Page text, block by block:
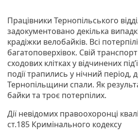
Працівники Тернопільського
задокументовано декілька
крадіжки велобайків. Всі
багатоповерхівок. Свій
сходових клітках у відчинених
події трапились у нічний період,
Тернопільщини спали. Як
байки та троє потерпілих.
Дії невідомих правоохоронці
ст.185 Кримінального кодексу